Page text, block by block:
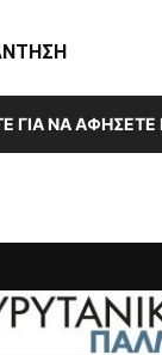
ΓΙΑ ΝΑ ΑΦΉΣΕΤΕ